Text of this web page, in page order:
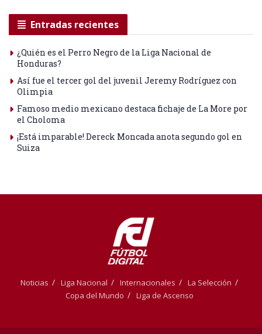
Entradas recientes
¿Quién es el Perro Negro de la Liga Nacional de
Honduras?
Así fue el tercer gol del juvenil Jeremy Rodríguez con
Olimpia
Famoso medio mexicano destaca fichaje de La More por
el Choloma
¡Está imparable! Dereck Moncada anota segundo gol en
Suiza
Noticias Liga Nacional Internacionales
La Selección
Copa del Mundo
Liga de Ascenso